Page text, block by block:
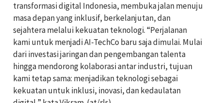
transformasi digital Indonesia, membuka jalan menuju
masa depan yang inklusif, berkelanjutan, dan
sejahtera melalui kekuatan teknologi. “Perjalanan
kami untuk menjadi AI-TechCo baru saja dimulai. Mulai
dari investasi jaringan dan pengembangan talenta
hingga mendorong kolaborasi antar industri, tujuan
kami tetap sama: menjadikan teknologi sebagai
kekuatan untuk inklusi, inovasi, dan kedaulatan